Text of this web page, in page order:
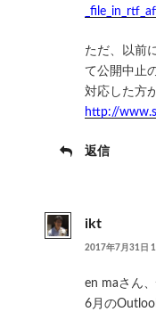
ただ、以前
て公開中止
対応した方
http://
返信
ikt
2017年7月31日
en maさん
6月の